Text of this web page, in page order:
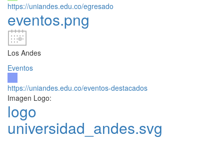
https://uniandes.edu.co/egresado
eventos.png
Los Andes
Eventos
https://uniandes.edu.co/eventos-destacados
Imagen Logo:
logo
universidad_andes.svg